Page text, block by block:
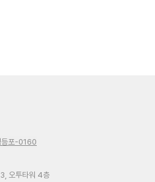
포-0160
오투타워 4층